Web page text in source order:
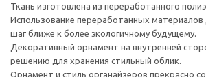
Ткань изготовлена из переработанного
Использование переработанных материалов
шаг ближе к более экологичному будущему.
Декоративный орнамент на внутренней
решению для хранения стильный облик.
Орнамент и стиль органайзеров прекрасно